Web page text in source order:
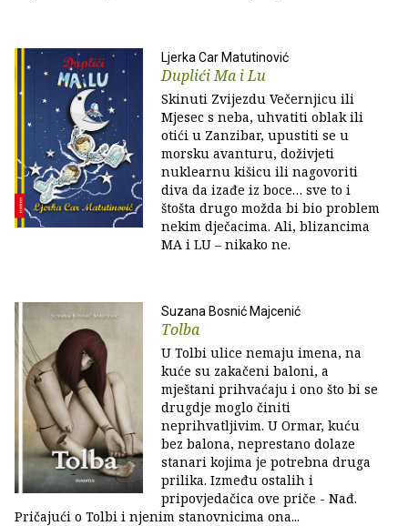
Ljerka Car Matutinović
Duplići Ma i Lu
Skinuti Zvijezdu Večernjicu ili
Mjesec s neba, uhvatiti oblak ili
otići u Zanzibar, upustiti se u
morsku avanturu, doživjeti
nuklearnu kišicu ili nagovoriti
diva da izađe iz boce… sve to i
štošta drugo možda bi bio problem
nekim dječacima. Ali, blizancima
MA i LU – nikako ne.
Suzana Bosnić Majcenić
Tolba
U Tolbi ulice nemaju imena, na
kuće su zakačeni baloni, a
mještani prihvaćaju i ono što bi se
drugdje moglo činiti
neprihvatljivim. U Ormar, kuću
bez balona, neprestano dolaze
stanari kojima je potrebna druga
prilika. Između ostalih i
pripovjedačica ove priče - Nađ.
Pričajući o Tolbi i njenim stanovnicima ona...